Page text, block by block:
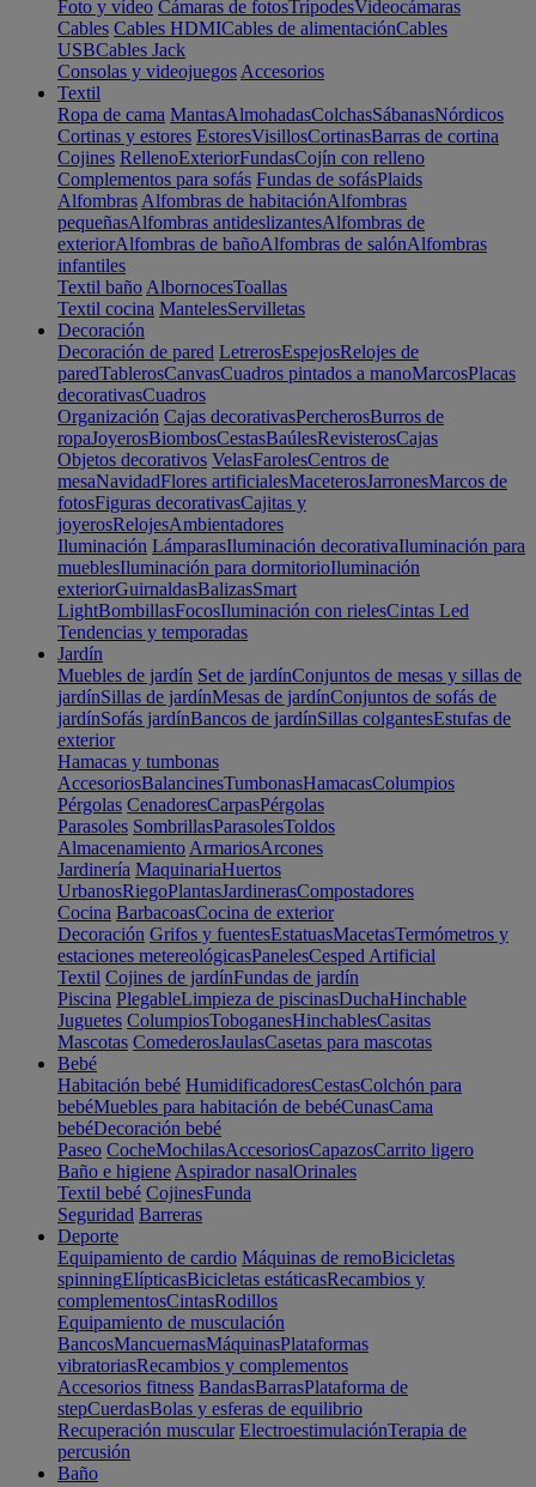
Foto y vídeo Cámaras de fotosTrípodesVideocámaras
Cables Cables HDMICables de alimentaciónCables
USBCables Jack
Consolas y videojuegos Accesorios
Textil
Ropa de cama MantasAlmohadasColchasSábanasNórdicos
Cortinas y estores EstoresVisillosCortinasBarras de cortina
Cojines RellenoExteriorFundasCojín con relleno
Complementos para sofás Fundas de sofásPlaids
Alfombras Alfombras de habitaciónAlfombras
pequeñasAlfombras antideslizantesAlfombras de
exteriorAlfombras de bañoAlfombras de salónAlfombras
infantiles
Textil baño AlbornocesToallas
Textil cocina MantelesServilletas
Decoración
Decoración de pared LetrerosEspejosRelojes de
paredTablerosCanvasCuadros pintados a manoMarcosPlacas
decorativasCuadros
Organización Cajas decorativasPercherosBurros de
ropaJoyerosBiombosCestasBaúlesRevisterosCajas
Objetos decorativos VelasFarolesCentros de
mesaNavidadFlores artificialesMaceterosJarronesMarcos de
fotosFiguras decorativasCajitas y
joyerosRelojesAmbientadores
Iluminación LámparasIluminación decorativaIluminación para
mueblesIluminación para dormitorioIluminación
exteriorGuirnaldasBalizasSmart
LightBombillasFocosIluminación con rielesCintas Led
Tendencias y temporadas
Jardín
Muebles de jardín Set de jardínConjuntos de mesas y sillas de
jardínSillas de jardínMesas de jardínConjuntos de sofás de
jardínSofás jardínBancos de jardínSillas colgantesEstufas de
exterior
Hamacas y tumbonas
AccesoriosBalancinesTumbonasHamacasColumpios
Pérgolas CenadoresCarpasPérgolas
Parasoles SombrillasParasolesToldos
Almacenamiento ArmariosArcones
Jardinería MaquinariaHuertos
UrbanosRiegoPlantasJardinerasCompostadores
Cocina BarbacoasCocina de exterior
Decoración Grifos y fuentesEstatuasMacetasTermómetros y
estaciones metereológicasPanelesCesped Artificial
Textil Cojines de jardínFundas de jardín
Piscina PlegableLimpieza de piscinasDuchaHinchable
Juguetes ColumpiosToboganesHinchablesCasitas
Mascotas ComederosJaulasCasetas para mascotas
Bebé
Habitación bebé HumidificadoresCestasColchón para
bebéMuebles para habitación de bebéCunasCama
bebéDecoración bebé
Paseo CocheMochilasAccesoriosCapazosCarrito ligero
Baño e higiene Aspirador nasalOrinales
Textil bebé CojinesFunda
Seguridad Barreras
Deporte
Equipamiento de cardio Máquinas de remoBicicletas
spinningElípticasBicicletas estáticasRecambios y
complementosCintasRodillos
Equipamiento de musculación
BancosMancuernasMáquinasPlataformas
vibratoriasRecambios y complementos
Accesorios fitness BandasBarrasPlataforma de
stepCuerdasBolas y esferas de equilibrio
Recuperación muscular ElectroestimulaciónTerapia de
percusión
Baño